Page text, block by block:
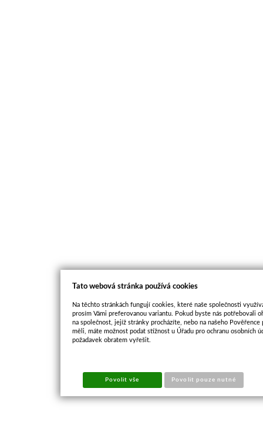
Tato webová stránka používá cookies
Na těchto stránkách fungují cookies, které naše společnosti
prosím Vámi preferovanou variantu. Pokud byste nás potřebovali
na společnost, jejíž stránky procházíte, nebo na našeho
měli, máte možnost podat stížnost u Úřadu pro ochranu osobních
požadavek obratem vyřešit.
Povolit vše Povolit pouze nutné